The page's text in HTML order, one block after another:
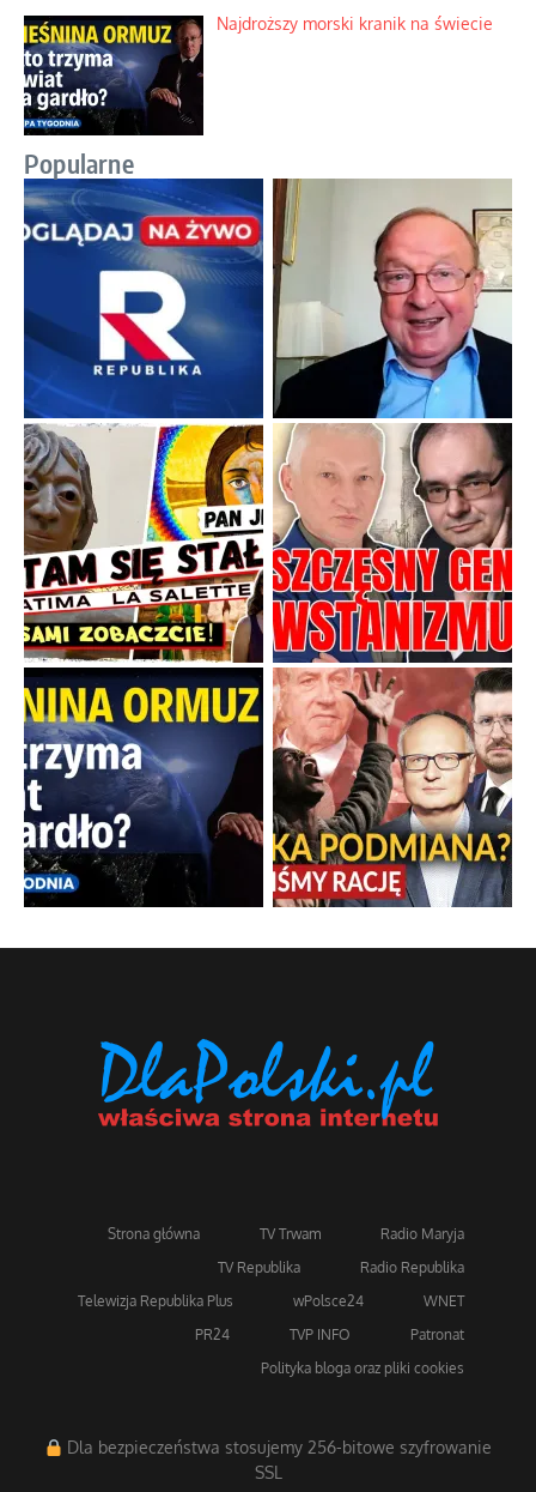
Najdroższy morski kranik na świecie
Popularne
Strona główna TV Trwam
Radio Maryja
TV Republika
Radio Republika
Telewizja Republika Plus
wPolsce24
WNET
PR24
TVP INFO
Patronat
Polityka bloga oraz pliki cookies
Dla bezpieczeństwa stosujemy 256-bitowe szyfrowanie
SSL